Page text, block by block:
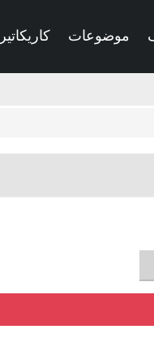
موضوعات كاريكاتير